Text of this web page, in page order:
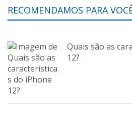
RECOMENDAMOS PARA
Quais são as
12?